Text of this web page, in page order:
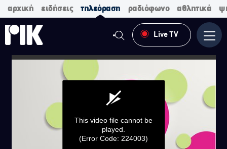
αρχική ειδήσεις τηλεόραση ραδιόφωνο αθλητικά
Live TV
This video file cannot be
played.
(Error Code: 224003)